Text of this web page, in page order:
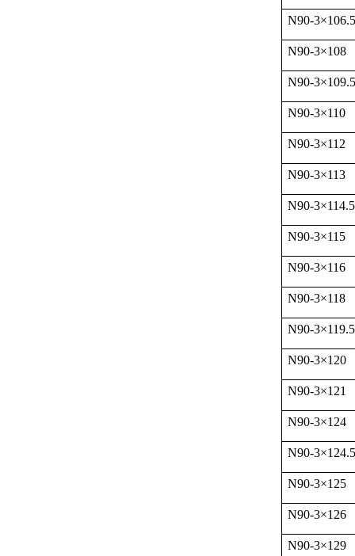
N90-3×106.5
N90-3×108
N90-3×109.5
N90-3×110
N90-3×112
N90-3×113
N90-3×114.5
N90-3×115
N90-3×116
N90-3×118
N90-3×119.5
N90-3×120
N90-3×121
N90-3×124
N90-3×124.5
N90-3×125
N90-3×126
N90-3×129